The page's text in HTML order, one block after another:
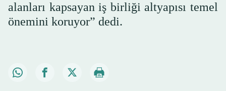
alanları kapsayan iş birliği altyapısı temel
önemini koruyor” dedi.